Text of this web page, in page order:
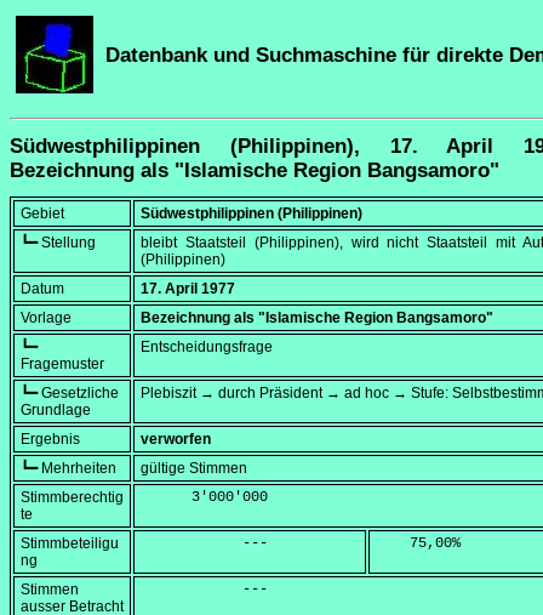
Datenbank und Suchmaschine für direkte
Südwestphilippinen (Philippinen), 17. April
Bezeichnung als "Islamische Region Bangsamoro"
Gebiet
Südwestphilippinen (Philippinen)
┗━ Stellung
bleibt Staatsteil (Philippinen), wird nicht Staatsteil mit
(Philippinen)
Datum
17. April 1977
Vorlage
Bezeichnung als "Islamische Region Bangsamoro"
┗━
Fragemuster
Entscheidungsfrage
┗━ Gesetzliche
Grundlage
Plebiszit → durch Präsident → ad hoc → Stufe:
Ergebnis
verworfen
┗━ Mehrheiten
gültige Stimmen
Stimmberechtig
te
      3'000'000
Stimmbeteiligu
ng
            ---
    75,00
%
Stimmen
ausser Betracht
            ---